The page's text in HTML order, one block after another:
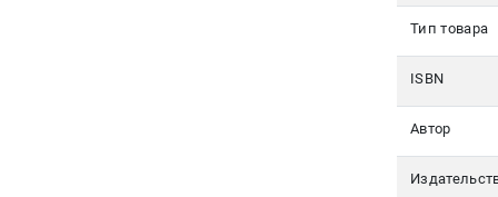
Тип товара
ISBN
Автор